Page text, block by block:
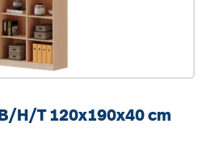
Regal, 5 OH - B/H/T 120x190x40 cm